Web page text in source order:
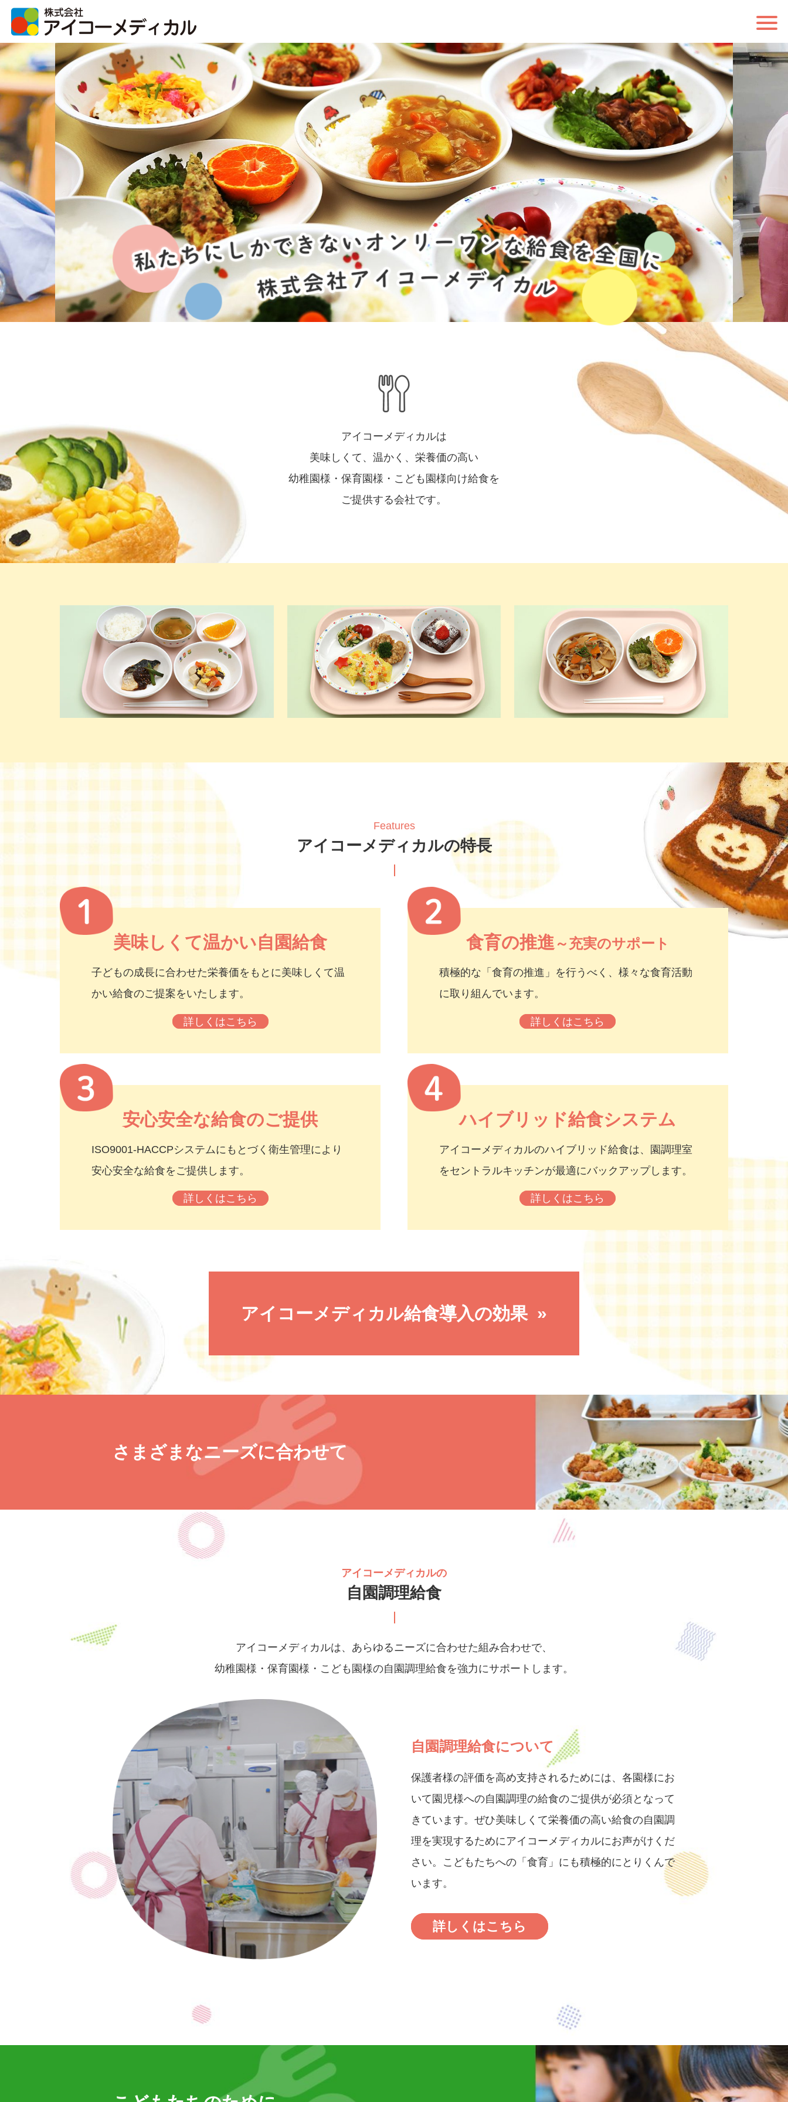
アイコーメディカルは
美味しくて、温かく、栄養価の高い
幼稚園様・保育園様・こども園様向け給食を
ご提供する会社です。
Features
アイコーメディカルの特長
美味しくて温かい自園給食
子どもの成長に合わせた栄養価をもとに美味しくて温
かい給食のご提案をいたします。
詳しくはこちら
食育の推進 ～充実のサポート
積極的な「食育の推進」を行うべく、様々な食育活動
に取り組んでいます。
詳しくはこちら
安心安全な給食のご提供
ISO9001-HACCPシステムにもとづく衛生管理により
安心安全な給食をご提供します。
詳しくはこちら
ハイブリッド給食システム
アイコーメディカルのハイブリッド給食は、園調理室
をセントラルキッチンが最適にバックアップします。
詳しくはこちら
アイコーメディカル給食導入の効果 »
さまざまなニーズに合わせて
アイコーメディカルの
自園調理給食
アイコーメディカルは、あらゆるニーズに合わせた組み合わせで、
幼稚園様・保育園様・こども園様の自園調理給食を強力にサポートします。
自園調理給食について
保護者様の評価を高め支持されるためには、各園様にお
いて園児様への自園調理の給食のご提供が必須となって
きています。ぜひ美味しくて栄養価の高い給食の自園調
理を実現するためにアイコーメディカルにお声がけくだ
さい。こどもたちへの「食育」にも積極的にとりくんで
います。
詳しくはこちら